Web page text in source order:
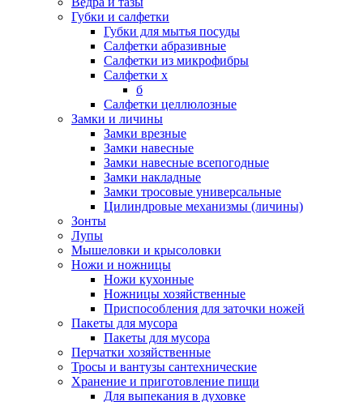
Губки и салфетки
Губки для мытья посуды
Салфетки абразивные
Салфетки из микрофибры
Салфетки х
б
Салфетки целлюлозные
Замки и личины
Замки врезные
Замки навесные
Замки навесные всепогодные
Замки накладные
Замки тросовые универсальные
Цилиндровые механизмы (личины)
Зонты
Лупы
Мышеловки и крысоловки
Ножи и ножницы
Ножи кухонные
Ножницы хозяйственные
Приспособления для заточки ножей
Пакеты для мусора
Пакеты для мусора
Перчатки хозяйственные
Тросы и вантузы сантехнические
Хранение и приготовление пищи
Для выпекания в духовке